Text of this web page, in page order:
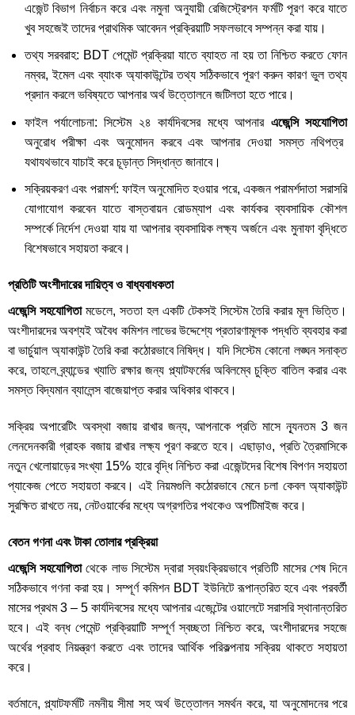
এজেন্ট বিভাগ নির্বাচন করে এবং নমুনা অনুযায়ী রেজিস্ট্রেশন ফর্মটি পূরণ করে যাতে
খুব সহজেই তাদের প্রাথমিক আবেদন প্রক্রিয়াটি সফলভাবে সম্পন্ন করা যায়।
তথ্য সরবরাহ: BDT পেমেন্ট প্রক্রিয়া যাতে ব্যাহত না হয় তা নিশ্চিত করতে ফোন
নম্বর, ইমেল এবং ব্যাংক অ্যাকাউন্টের তথ্য সঠিকভাবে পূরণ করুন কারণ ভুল তথ্য
প্রদান করলে ভবিষ্যতে আপনার অর্থ উত্তোলনে জটিলতা হতে পারে।
ফাইল পর্যালোচনা: সিস্টেম ২৪ কার্যদিবসের মধ্যে আপনার এজেন্সি সহযোগিতা
অনুরোধ পরীক্ষা এবং অনুমোদন করবে এবং আপনার দেওয়া সমস্ত নথিপত্র
যথাযথভাবে যাচাই করে চূড়ান্ত সিদ্ধান্ত জানাবে।
সক্রিয়করণ এবং পরামর্শ: ফাইল অনুমোদিত হওয়ার পরে, একজন পরামর্শদাতা সরাসরি
যোগাযোগ করবেন যাতে বাস্তবায়ন রোডম্যাপ এবং কার্যকর ব্যবসায়িক কৌশল
সম্পর্কে নির্দেশ দেওয়া যায় যা আপনার ব্যবসায়িক লক্ষ্য অর্জনে এবং মুনাফা বৃদ্ধিতে
বিশেষভাবে সহায়তা করবে।
প্রতিটি অংশীদারের দায়িত্ব ও বাধ্যবাধকতা
এজেন্সি সহযোগিতামডেলে, সততা হল একটি টেকসই সিস্টেম তৈরি করার মূল ভিত্তি।
অংশীদারদের অবশ্যই অবৈধ কমিশন লাভের উদ্দেশ্যে প্রতারণামূলক পদ্ধতি ব্যবহার করা
বা ভার্চুয়াল অ্যাকাউন্ট তৈরি করা কঠোরভাবে নিষিদ্ধ। যদি সিস্টেম কোনো লঙ্ঘন সনাক্ত
করে, তাহলে ব্র্যান্ডের খ্যাতি রক্ষার জন্য প্ল্যাটফর্মের অবিলম্বে চুক্তি বাতিল করার এবং
সমস্ত বিদ্যমান ব্যালেন্স বাজেয়াপ্ত করার অধিকার থাকবে।
সক্রিয় অপারেটিং অবস্থা বজায় রাখার জন্য, আপনাকে প্রতি মাসে ন্যূনতম 3 জন
লেনদেনকারী গ্রাহক বজায় রাখার লক্ষ্য পূরণ করতে হবে। এছাড়াও, প্রতি ত্রৈমাসিকে
নতুন খেলোয়াড়ের সংখ্যা 15% হারে বৃদ্ধি নিশ্চিত করা এজেন্টদের বিশেষ বিপণন সহায়তা
প্যাকেজ পেতে সহায়তা করবে। এই নিয়মগুলি কঠোরভাবে মেনে চলা কেবল অ্যাকাউন্ট
সুরক্ষিত রাখতে নয়, নেটওয়ার্কের মধ্যে অগ্রগতির পথকেও অপটিমাইজ করে।
বেতন গণনা এবং টাকা তোলার প্রক্রিয়া
এজেন্সি সহযোগিতাথেকে লাভ সিস্টেম দ্বারা স্বয়ংক্রিয়ভাবে প্রতিটি মাসের শেষ দিনে
সঠিকভাবে গণনা করা হয়। সম্পূর্ণ কমিশন BDT ইউনিটে রূপান্তরিত হবে এবং পরবর্তী
মাসের প্রথম 3 – 5 কার্যদিবসের মধ্যে আপনার এজেন্টের ওয়ালেটে সরাসরি স্থানান্তরিত
হবে। এই বন্ধ পেমেন্ট প্রক্রিয়াটি সম্পূর্ণ স্বচ্ছতা নিশ্চিত করে, অংশীদারদের সহজে
অর্থের প্রবাহ নিয়ন্ত্রণ করতে এবং তাদের আর্থিক পরিকল্পনায় সক্রিয় থাকতে সহায়তা
করে।
বর্তমানে, প্ল্যাটফর্মটি নমনীয় সীমা সহ অর্থ উত্তোলন সমর্থন করে, যা অনুমোদনের পরে